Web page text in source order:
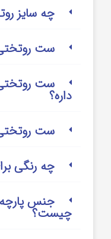
چه سایز
ست روتختی
ست
داره؟
ست روتختی
چه رنگی
جنس
چیست؟